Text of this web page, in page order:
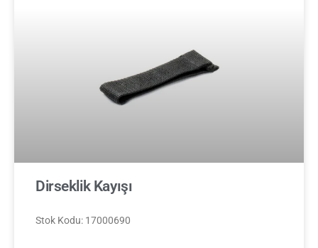
Dirseklik Kayışı
Stok Kodu: 17000690